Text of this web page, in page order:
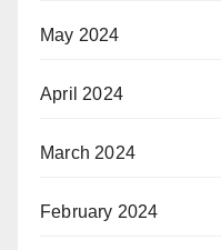
May 2024
April 2024
March 2024
February 2024